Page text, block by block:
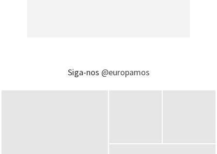
Siga-nos @europamos